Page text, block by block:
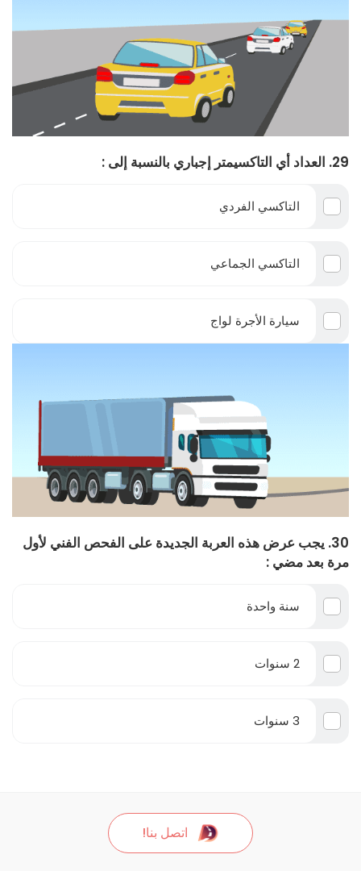
29. العداد أي التاكسيمتر إجباري بالنسبة إلى :
التاكسي الفردي
التاكسي الجماعي
سيارة الأجرة لواج
30. يجب عرض هذه العربة الجديدة على الفحص الفني لأول
مرة بعد مضي :
سنة واحدة
2 سنوات
3 سنوات
اتصل بنا!